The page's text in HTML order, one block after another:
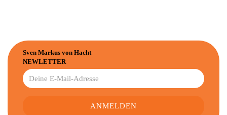
Sven Markus von Hacht
NEWLETTER